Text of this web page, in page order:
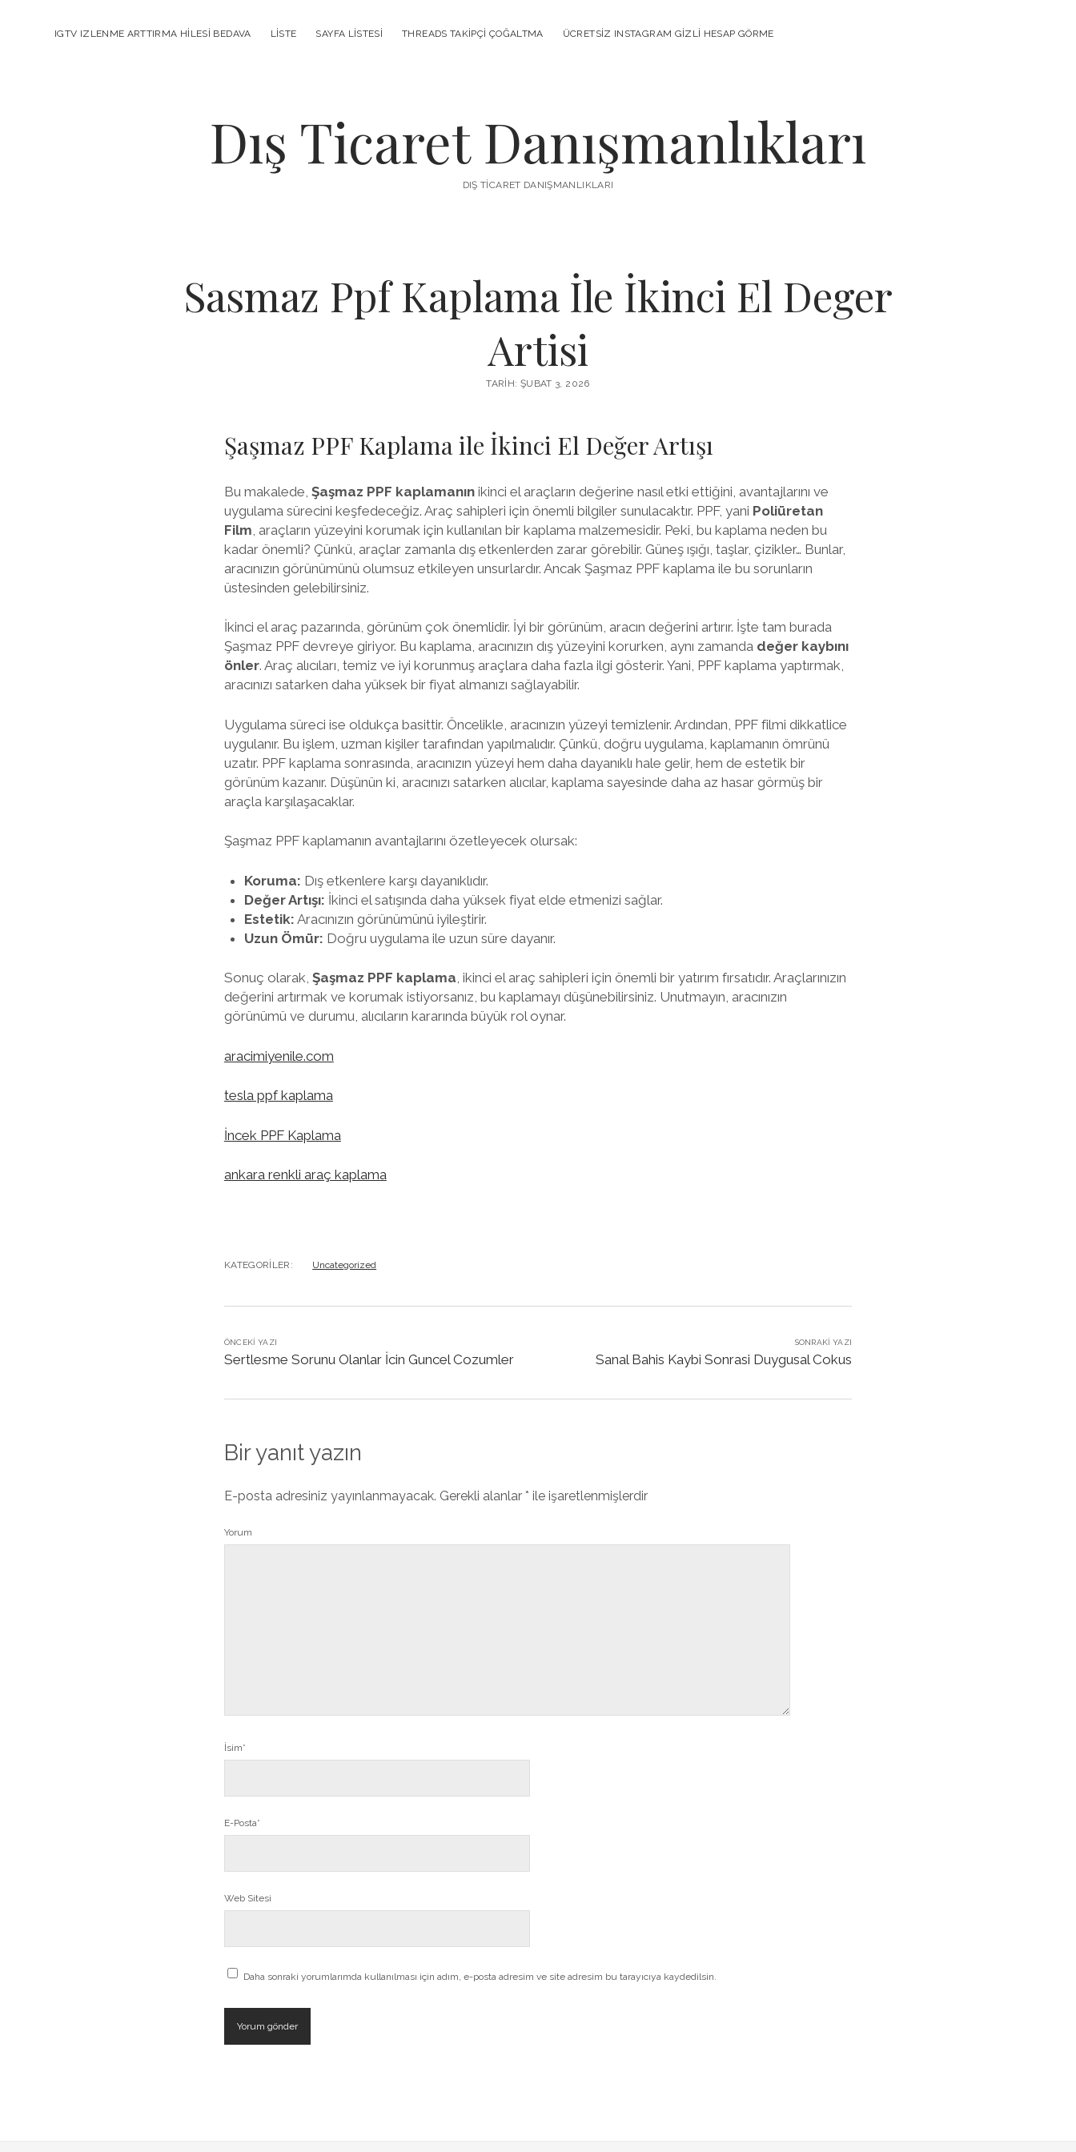
IGTV IZLENME ARTTIRMA HILESI BEDAVA LISTE SAYFA LISTESI THREADS TAKIPÇI ÇOĞALTMA ÜCRETSIZ INSTAGRAM GIZLI HESAP GÖRME
Dış Ticaret Danışmanlıkları
DIŞ TICARET DANIŞMANLIKLARI
Sasmaz Ppf Kaplama İle İkinci El Deger
Artisi
TARIH: ŞUBAT 3, 2026
Şaşmaz PPF Kaplama ile İkinci El Değer Artışı
Bu makalede, Şaşmaz PPF kaplamanınikinci el araçların değerine nasıl etki ettiğini, avantajlarını ve
uygulama sürecini keşfedeceğiz. Araç sahipleri için önemli bilgiler sunulacaktır. PPF, yani Poliüretan
Film , araçların yüzeyini korumak için kullanılan bir kaplama malzemesidir. Peki, bu kaplama neden bu
kadar önemli? Çünkü, araçlar zamanla dış etkenlerden zarar görebilir. Güneş ışığı, taşlar, çizikler… Bunlar,
aracınızın görünümünü olumsuz etkileyen unsurlardır. Ancak Şaşmaz PPF kaplama ile bu sorunların
üstesinden gelebilirsiniz.
İkinci el araç pazarında, görünüm çok önemlidir. İyi bir görünüm, aracın değerini artırır. İşte tam burada
Şaşmaz PPF devreye giriyor. Bu kaplama, aracınızın dış yüzeyini korurken, aynı zamanda değer kaybını
önler. Araç alıcıları, temiz ve iyi korunmuş araçlara daha fazla ilgi gösterir. Yani, PPF kaplama yaptırmak,
aracınızı satarken daha yüksek bir fiyat almanızı sağlayabilir.
Uygulama süreci ise oldukça basittir. Öncelikle, aracınızın yüzeyi temizlenir. Ardından, PPF filmi dikkatlice
uygulanır. Bu işlem, uzman kişiler tarafından yapılmalıdır. Çünkü, doğru uygulama, kaplamanın ömrünü
uzatır. PPF kaplama sonrasında, aracınızın yüzeyi hem daha dayanıklı hale gelir, hem de estetik bir
görünüm kazanır. Düşünün ki, aracınızı satarken alıcılar, kaplama sayesinde daha az hasar görmüş bir
araçla karşılaşacaklar.
Şaşmaz PPF kaplamanın avantajlarını özetleyecek olursak:
Koruma: Dış etkenlere karşı dayanıklıdır.
Değer Artışı: İkinci el satışında daha yüksek fiyat elde etmenizi sağlar.
Estetik: Aracınızın görünümünü iyileştirir.
Uzun Ömür: Doğru uygulama ile uzun süre dayanır.
Sonuç olarak, Şaşmaz PPF kaplama, ikinci el araç sahipleri için önemli bir yatırım fırsatıdır. Araçlarınızın
değerini artırmak ve korumak istiyorsanız, bu kaplamayı düşünebilirsiniz. Unutmayın, aracınızın
görünümü ve durumu, alıcıların kararında büyük rol oynar.
aracimiyenile.com
tesla ppf kaplama
İncek PPF Kaplama
ankara renkli araç kaplama
KATEGORILER: Uncategorized
ÖNCEKI YAZI
Sertlesme Sorunu Olanlar İcin Guncel Cozumler
SONRAKI YAZI
Sanal Bahis Kaybi Sonrasi Duygusal Cokus
Bir yanıt yazın
E-posta adresiniz yayınlanmayacak. Gerekli alanlar * ile işaretlenmişlerdir
Yorum
İsim*
E-Posta*
Web Sitesi
Daha sonraki yorumlarımda kullanılması için adım, e-posta adresim ve site adresim bu tarayıcıya kaydedilsin.